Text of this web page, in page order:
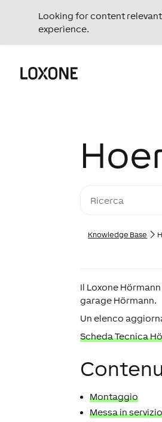
Looking for content
experience.
Knowledge Base
Il Loxone
garage Hörmann.
Un elenco
Scheda Tecnica
Montaggio
Messa in servizio